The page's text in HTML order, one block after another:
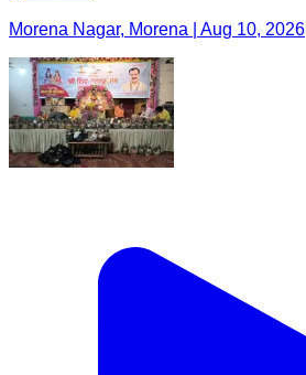
Morena Nagar, Morena | Aug 10, 2026